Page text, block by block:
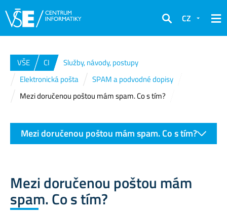
Hledat
CZ
VŠE CI
Služby, návody, postupy
Elektronická pošta
SPAM a podvodné dopisy
Mezi doručenou poštou mám spam. Co s tím?
Mezi doručenou poštou mám
spam. Co s tím?
Mezi doručenou poštou mám spam. Co s tím?